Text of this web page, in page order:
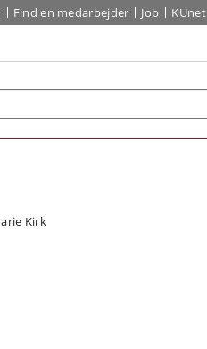
Find en medarbejder Job KUnet